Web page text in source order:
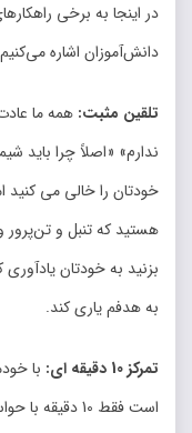
در اینجا به برخی
دانش‌‌آموزان اشاره
تلقین مثبت: همه ما
ندارم» «اصلاً چرا باید
خودتان را خالی می کنید
هستید که تنبل و تن‌‌پرور
بزنید به خودتان
به هدفم یاری کند.
تمرکز 10 دقیقه ای:
با